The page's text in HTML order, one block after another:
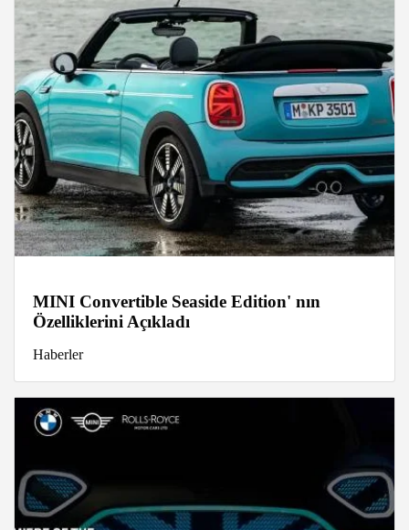
MINI Convertible Seaside Edition' nın
Özelliklerini Açıkladı
Haberler